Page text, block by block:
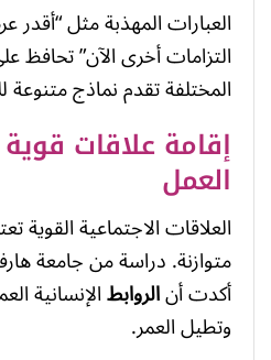
العبارات المهذبة مثل
التزامات أخرى الآن” تحافظ
المختلفة تقدم نماذج
إقامة علاقات
العمل
العلاقات الاجتماعية القوية
أكدت أنالروابطالإنسانية
وتطيل العمر.